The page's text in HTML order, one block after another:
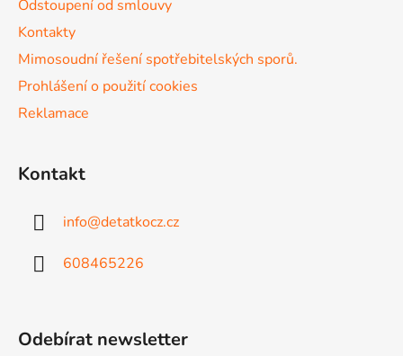
Odstoupení od smlouvy
Kontakty
Mimosoudní řešení spotřebitelských sporů.
Prohlášení o použití cookies
Reklamace
Kontakt
info@detatkocz.cz
608465226
Odebírat newsletter